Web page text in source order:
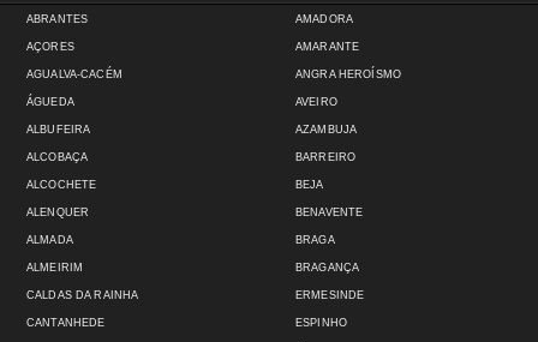
ABRANTES
AÇORES
AGUALVA-CACÉM
ÁGUEDA
ALBUFEIRA
ALCOBAÇA
ALCOCHETE
ALENQUER
ALMADA
ALMEIRIM
AMADORA
AMARANTE
ANGRA HEROÍSMO
AVEIRO
AZAMBUJA
BARREIRO
BEJA
BENAVENTE
BRAGA
BRAGANÇA
CALDAS DA RAINHA
CANTANHEDE
ERMESINDE
ESPINHO